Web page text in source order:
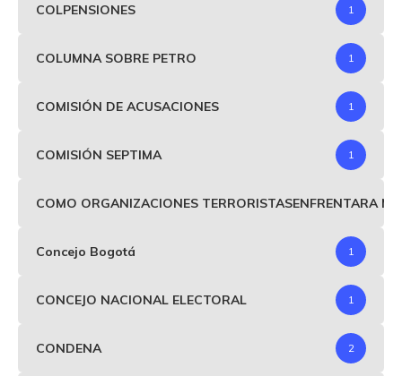
COLPENSIONES 1
COLUMNA SOBRE PETRO 1
COMISIÓN DE ACUSACIONES 1
COMISIÓN SEPTIMA 1
COMO ORGANIZACIONES TERRORISTASENFRENTARA
Concejo Bogotá 1
CONCEJO NACIONAL ELECTORAL 1
CONDENA 2